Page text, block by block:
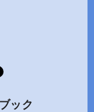
ック